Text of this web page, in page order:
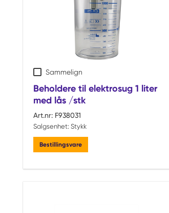
Sammelign
Beholdere til elektrosug 1 liter
med lås /stk
Art.nr: F938031
Salgsenhet: Stykk
Bestillingsvare